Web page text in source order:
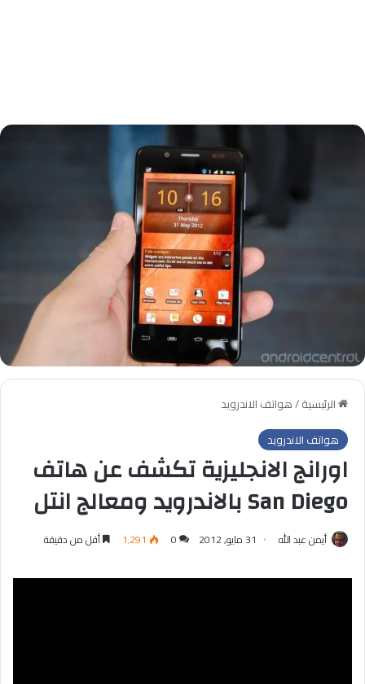
الرئيسية/هواتف الاندرويد
هواتف الاندرويد
اورانج الانجليزية تكشف عن هاتف
San Diego بالاندرويد ومعالج انتل
أيمن عبد الله 31 مايو, 2012 0 1٬291 أقل من دقيقة